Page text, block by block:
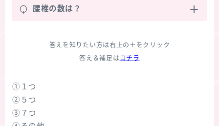
Q 腰椎の数は？
答えを知りたい方は右上の＋をクリック
答え＆補足は コチラ
①１つ
②５つ
③７つ